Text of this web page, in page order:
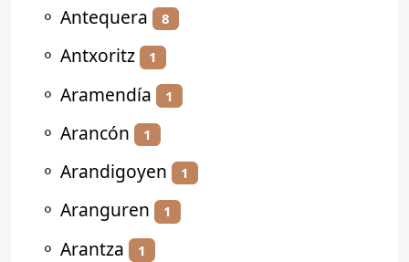
⚬ Antequera 8
⚬ Antxoritz 1
⚬ Aramendía 1
⚬ Arancón 1
⚬ Arandigoyen 1
⚬ Aranguren 1
⚬ Arantza 1